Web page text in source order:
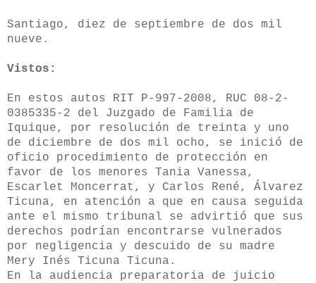
Santiago, diez de septiembre de dos mil
nueve.
Vistos:
En estos autos RIT P-997-2008, RUC 08-2-
0385335-2 del Juzgado de Familia de
Iquique, por resolución de treinta y uno
de diciembre de dos mil ocho, se inició de
oficio procedimiento de protección en
favor de los menores Tania Vanessa,
Escarlet Moncerrat, y Carlos René, Álvarez
Ticuna, en atención a que en causa seguida
ante el mismo tribunal se advirtió que sus
derechos podrían encontrarse vulnerados
por negligencia y descuido de su madre
Mery Inés Ticuna Ticuna.
En la audiencia preparatoria de juicio